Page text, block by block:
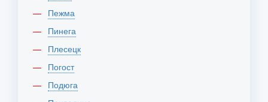
Пежма
Пинега
Плесецк
Погост
Подюга